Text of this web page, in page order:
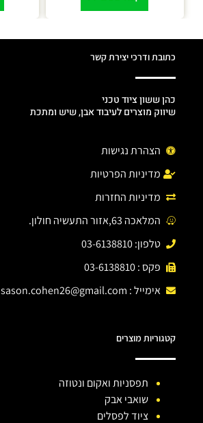
כתובת ודרכי יצירת קשר
כהן ששון ציוד טכני
שיווק מוצרים לעיבוד אבן, שיש ומתכת
הצהרת נגישות
מדיניות הפרטיות
מדיניות החזרות
המלאכה 63,אזור התעשיה חולון.
טלפון: 03-6138810
פקס : 03-6138810
אימייל : sason.cohen26@gmail.com
קטגוריות מוצרים
תפסניות ואקום ונטוזה
שואבי אבק
ציוד לפסלים